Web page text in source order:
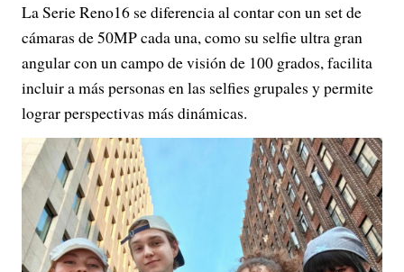
La Serie Reno16 se diferencia al contar con un set de
cámaras de 50MP cada una, como su selfie ultra gran
angular con un campo de visión de 100 grados, facilita
incluir a más personas en las selfies grupales y permite
lograr perspectivas más dinámicas.